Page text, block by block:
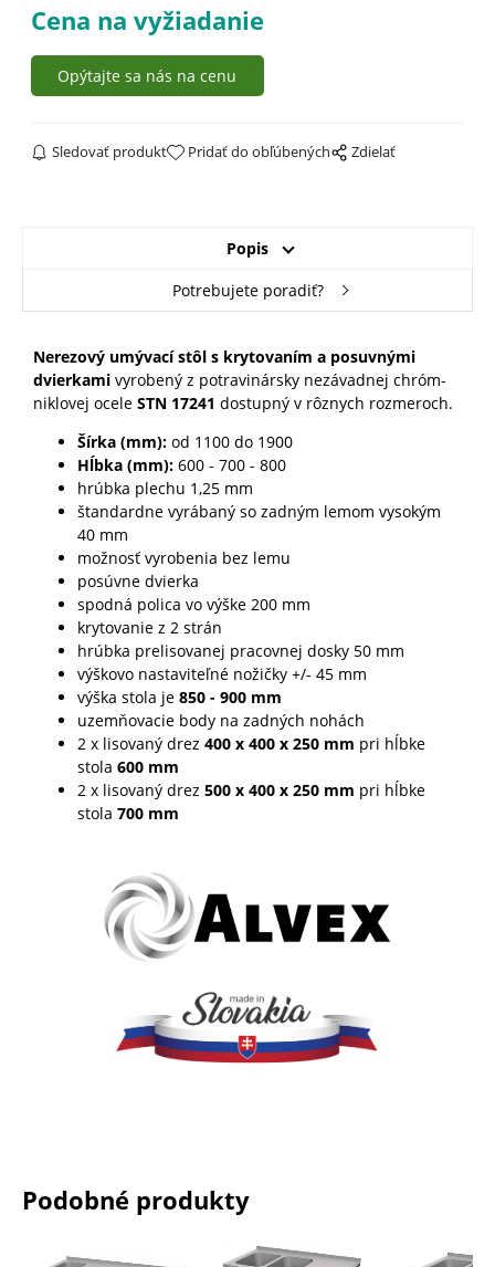
Cena na vyžiadanie
Opýtajte sa nás na cenu
Sledovať produkt Pridať do obľúbených Zdielať
Popis
Potrebujete poradiť?
Nerezový umývací stôl s krytovaním a posuvnými
dvierkamivyrobený z potravinársky nezávadnej chróm-
niklovej ocele STN 17241 dostupný v rôznych rozmeroch.
Šírka (mm):od 1100 do 1900
Hĺbka (mm):600 - 700 - 800
hrúbka plechu 1,25 mm
štandardne vyrábaný so zadným lemom vysokým
40 mm
možnosť vyrobenia bez lemu
posúvne dvierka
spodná polica vo výške 200 mm
krytovanie z 2 strán
hrúbka prelisovanej pracovnej dosky 50 mm
výškovo nastaviteľné nožičky +/- 45 mm
výška stola je 850 - 900 mm
uzemňovacie body na zadných nohách
2 x lisovaný drez 400 x 400 x 250 mm pri hĺbke
stola 600 mm
2 x lisovaný drez 500 x 400 x 250 mm pri hĺbke
stola 700 mm
Podobné produkty